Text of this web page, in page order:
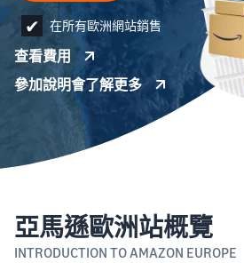
在所有歐洲網站銷售
查看費用
參加說明會了解更多
亞馬遜歐洲站概覽
INTRODUCTION TO AMAZON EUROPE